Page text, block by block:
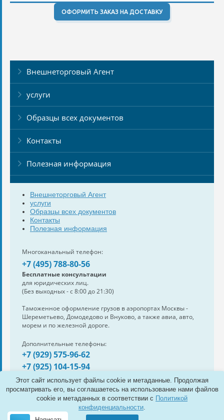
Этот сайт использует файлы cookie и метаданные. Продолжая
просматривать его, вы соглашаетесь на использование нами файлов
cookie и метаданных в соответствии с Политикой
конфиденциальности.
ОФОРМИТЬ ЗАКАЗ НА ДОСТАВКУ
Внешнеторговый Агент
услуги
Образцы всех документов
Контакты
Полезная информация
Внешнеторговый Агент
услуги
Образцы всех документов
Контакты
Полезная информация
Многоканальный телефон:
+7 (495) 788-80-56
Бесплатные консультации
для юридических лиц.
(Без выходных - с 8:00 до 21:30)
Таможенное оформление грузов в аэропортах Москвы -
Шереметьево, Домодедово и Внуково, а также авиа, авто,
морем и по железной дороге.
Дополнительные телефоны:
+7 (929) 575-96-62
+7 (925) 104-15-94
Также нам можно написать:
e-mail:info@s-standard.ru
Полная версия сайта